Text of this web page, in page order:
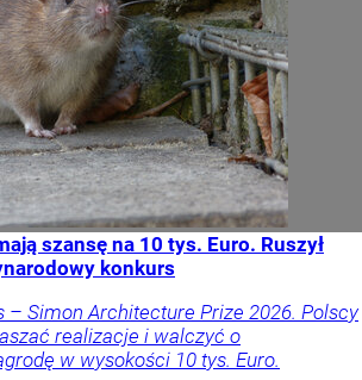
szansę na 10 tys. Euro. Ruszył
konkurs
– Simon Architecture Prize 2026. Polscy
realizacje i walczyć o
w wysokości 10 tys. Euro.